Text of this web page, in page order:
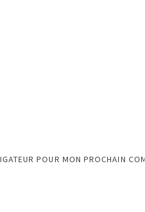
POUR MON PROCHAIN